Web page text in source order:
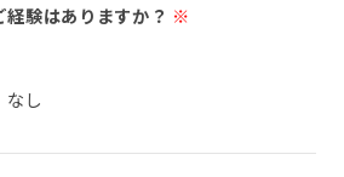
験はありますか？ ※
なし